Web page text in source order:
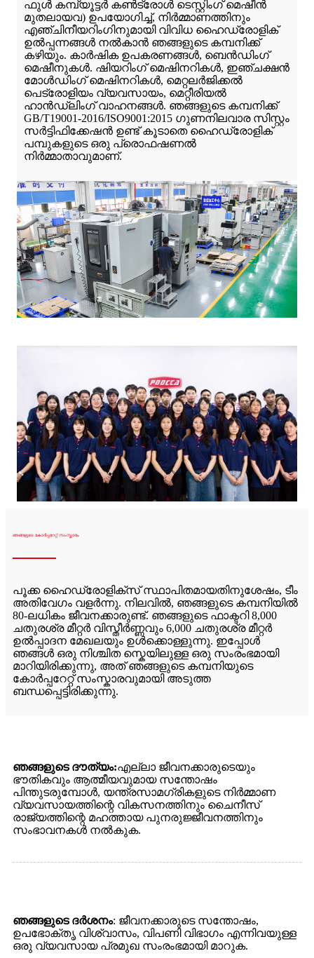
ഫുൾ കമ്പ്യൂട്ടർ കൺട്രോൾ ടെസ്റ്റിംഗ് മെഷീൻ
മുതലായവ) ഉപയോഗിച്ച്, നിർമ്മാണത്തിനും
എഞ്ചിനീയറിംഗിനുമായി വിവിധ ഹൈഡ്രോളിക്
ഉൽപ്പന്നങ്ങൾ നൽകാൻ ഞങ്ങളുടെ കമ്പനിക്ക്
കഴിയും. കാർഷിക ഉപകരണങ്ങൾ, ബെൻഡിംഗ്
മെഷീനുകൾ. ഷിയറിംഗ് മെഷിനറികൾ, ഇഞ്ചക്ഷൻ
മോൾഡിംഗ് മെഷിനറികൾ, മെറ്റലർജിക്കൽ
പെട്രോളിയം വ്യവസായം, മെറ്റീരിയൽ
ഹാൻഡ്ലിംഗ് വാഹനങ്ങൾ. ഞങ്ങളുടെ കമ്പനിക്ക്
GB/T19001-2016/ISO9001:2015 ഗുണനിലവാര സിസ്റ്റം
സർട്ടിഫിക്കേഷൻ ഉണ്ട് കൂടാതെ ഹൈഡ്രോളിക്
പമ്പുകളുടെ ഒരു പ്രൊഫഷണൽ
നിർമ്മാതാവുമാണ്.
ഞങ്ങളുടെ കോർപ്പറേറ്റ് സംസ്കാരം
പൂക്ക ഹൈഡ്രോളിക്സ് സ്ഥാപിതമായതിനുശേഷം, ടീം
അതിവേഗം വളർന്നു. നിലവിൽ, ഞങ്ങളുടെ കമ്പനിയിൽ
80-ലധികം ജീവനക്കാരുണ്ട്. ഞങ്ങളുടെ ഫാക്ടറി 8,000
ചതുരശ്ര മീറ്റർ വിസ്തീർണ്ണവും 6,000 ചതുരശ്ര മീറ്റർ
ഉൽപ്പാദന മേഖലയും ഉൾക്കൊള്ളുന്നു. ഇപ്പോൾ
ഞങ്ങൾ ഒരു നിശ്ചിത സ്കെയിലുള്ള ഒരു സംരംഭമായി
മാറിയിരിക്കുന്നു, അത് ഞങ്ങളുടെ കമ്പനിയുടെ
കോർപ്പറേറ്റ് സംസ്കാരവുമായി അടുത്ത
ബന്ധപ്പെട്ടിരിക്കുന്നു.
ഞങ്ങളുടെ ദൗത്യം:എല്ലാ ജീവനക്കാരുടെയും
ഭൗതികവും ആത്മീയവുമായ സന്തോഷം
പിന്തുടരുമ്പോൾ, യന്ത്രസാമഗ്രികളുടെ നിർമ്മാണ
വ്യവസായത്തിന്റെ വികസനത്തിനും ചൈനീസ്
രാജ്യത്തിന്റെ മഹത്തായ പുനരുജ്ജീവനത്തിനും
സംഭാവനകൾ നൽകുക.
ഞങ്ങളുടെ ദർശനം: ജീവനക്കാരുടെ സന്തോഷം,
ഉപഭോക്തൃ വിശ്വാസം, വിപണി വിഭാഗം എന്നിവയുള്ള
ഒരു വ്യവസായ പ്രമുഖ സംരംഭമായി മാറുക.